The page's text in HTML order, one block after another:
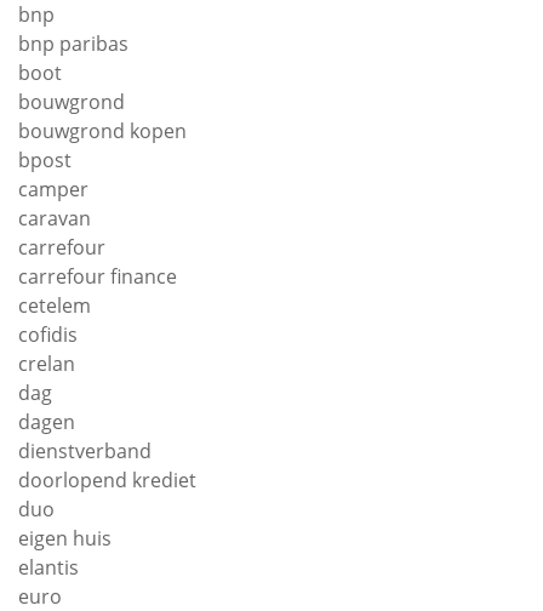
bnp
bnp paribas
boot
bouwgrond
bouwgrond kopen
bpost
camper
caravan
carrefour
carrefour finance
cetelem
cofidis
crelan
dag
dagen
dienstverband
doorlopend krediet
duo
eigen huis
elantis
euro